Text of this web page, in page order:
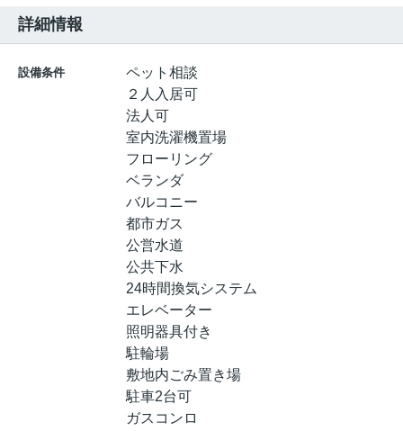
詳細情報
設備条件
ペット相談
２人入居可
法人可
室内洗濯機置場
フローリング
ベランダ
バルコニー
都市ガス
公営水道
公共下水
24時間換気システム
エレベーター
照明器具付き
駐輪場
敷地内ごみ置き場
駐車2台可
ガスコンロ